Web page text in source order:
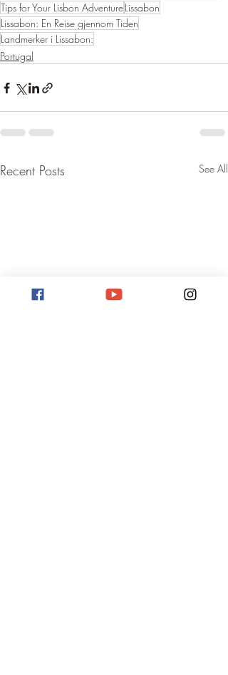
Tips for Your Lisbon AdventureLissabon
Lissabon: En Reise gjennom Tiden
Landmerker i Lissabon:
Portugal
Recent Posts See All